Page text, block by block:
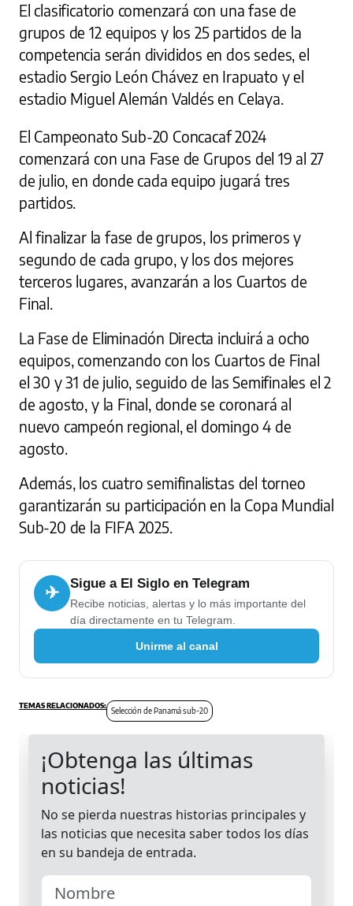
El clasificatorio comenzará con una fase de
grupos de 12 equipos y los 25 partidos de la
competencia serán divididos en dos sedes, el
estadio Sergio León Chávez en Irapuato y el
estadio Miguel Alemán Valdés en Celaya.
El Campeonato Sub-20 Concacaf 2024
comenzará con una Fase de Grupos del 19 al 27
de julio, en donde cada equipo jugará tres
partidos.
Al finalizar la fase de grupos, los primeros y
segundo de cada grupo, y los dos mejores
terceros lugares, avanzarán a los Cuartos de
Final.
La Fase de Eliminación Directa incluirá a ocho
equipos, comenzando con los Cuartos de Final
el 30 y 31 de julio, seguido de las Semifinales el 2
de agosto, y la Final, donde se coronará al
nuevo campeón regional, el domingo 4 de
agosto.
Además, los cuatro semifinalistas del torneo
garantizarán su participación en la Copa Mundial
Sub-20 de la FIFA 2025.
✈ Sigue a El Siglo en Telegram
Recibe noticias, alertas y lo más importante del
día directamente en tu Telegram.
Unirme al canal
Selección de Panamá sub-20